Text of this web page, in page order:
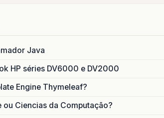
Java
HP séries DV6000 e DV2000
Engine Thymeleaf?
ou Ciencias da Computação?